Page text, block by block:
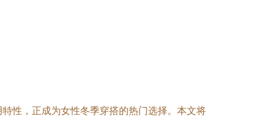
性，正成为女性冬季穿搭的热门选择。本文将